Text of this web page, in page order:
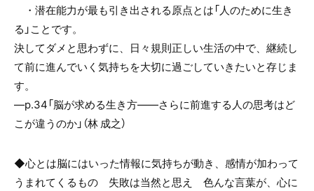
・潜在能力が最も引き出される原点とは「人のために生き
る」ことです。
決してダメと思わずに、日々規則正しい生活の中で、継続し
て前に進んでいく気持ちを大切に過ごしていきたいと存じま
す。
―p.34「脳が求める生き方——さらに前進する人の思考はど
こが違うのか」（林 成之）
◆心とは脳にはいった情報に気持ちが動き、感情が加わって
うまれてくるもの 失敗は当然と思え 色んな言葉が、心に